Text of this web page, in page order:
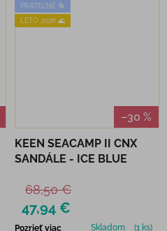
PRATEĽNÉ 🌀
LETO 2026 🌊
–30 %
KEEN SEACAMP II CNX
SANDÁLE - ICE BLUE
47,94 €
68,50 €
Pozrieť viac Skladom
(1 ks)